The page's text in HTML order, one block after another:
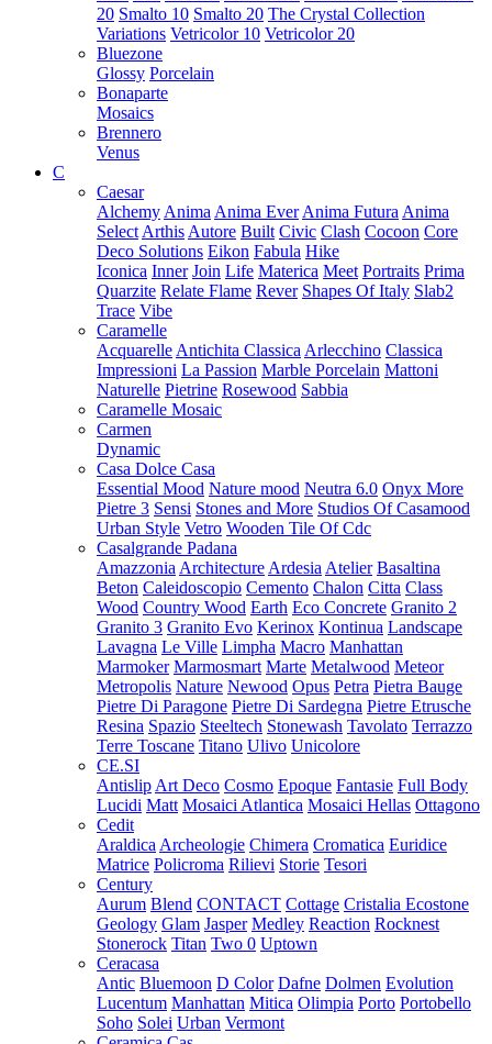
20 Smalto 10 Smalto 20 The Crystal Collection
Variations Vetricolor 10 Vetricolor 20
Bluezone
Glossy Porcelain
Bonaparte
Mosaics
Brennero
Venus
C
Caesar
Alchemy Anima Anima Ever Anima Futura Anima
Select Arthis Autore Built Civic Clash Cocoon Core
Deco Solutions Eikon Fabula Hike
Iconica Inner Join Life Materica Meet Portraits Prima
Quarzite Relate Flame Rever Shapes Of Italy Slab2
Trace Vibe
Caramelle
Acquarelle Antichita Classica Arlecchino Classica
Impressioni La Passion Marble Porcelain Mattoni
Naturelle Pietrine Rosewood Sabbia
Caramelle Mosaic
Carmen
Dynamic
Casa Dolce Casa
Essential Mood Nature mood Neutra 6.0 Onyx More
Pietre 3 Sensi Stones and More Studios Of Casamood
Urban Style Vetro Wooden Tile Of Cdc
Casalgrande Padana
Amazzonia Architecture Ardesia Atelier Basaltina
Beton Caleidoscopio Cemento Chalon Citta Class
Wood Country Wood Earth Eco Concrete Granito 2
Granito 3 Granito Evo Kerinox Kontinua Landscape
Lavagna Le Ville Limpha Macro Manhattan
Marmoker Marmosmart Marte Metalwood Meteor
Metropolis Nature Newood Opus Petra Pietra Bauge
Pietre Di Paragone Pietre Di Sardegna Pietre Etrusche
Resina Spazio Steeltech Stonewash Tavolato Terrazzo
Terre Toscane Titano Ulivo Unicolore
CE.SI
Antislip Art Deco Cosmo Epoque Fantasie Full Body
Lucidi Matt Mosaici Atlantica Mosaici Hellas Ottagono
Cedit
Araldica Archeologie Chimera Cromatica Euridice
Matrice Policroma Rilievi Storie Tesori
Century
Aurum Blend CONTACT Cottage Cristalia Ecostone
Geology Glam Jasper Medley Reaction Rocknest
Stonerock Titan Two 0 Uptown
Ceracasa
Antic Bluemoon D Color Dafne Dolmen Evolution
Lucentum Manhattan Mitica Olimpia Porto Portobello
Soho Solei Urban Vermont